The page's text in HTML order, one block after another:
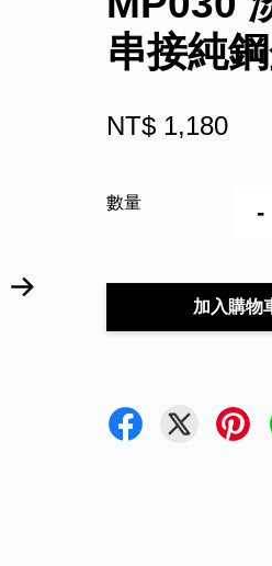
串接純
NT$ 1,180
數量 -
加入購物